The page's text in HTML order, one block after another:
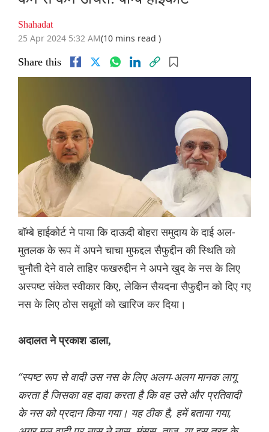
Shahadat
25 Apr 2024 5:32 AM(10 mins read )
Share this
बॉम्बे हाईकोर्ट ने पाया कि दाऊदी बोहरा समुदाय के दाई अल-
मुतलक के रूप में अपने चाचा मुफद्दल सैफुद्दीन की स्थिति को
चुनौती देने वाले ताहिर फखरुद्दीन ने अपने खुद के नस के लिए
अस्पष्ट संकेत स्वीकार किए, लेकिन सैयदना सैफुद्दीन को दिए गए
नस के लिए ठोस सबूतों को खारिज कर दिया।
अदालत ने प्रकाश डाला,
“स्पष्ट रूप से वादी उस नस के लिए अलग-अलग मानक लागू
करता है जिसका वह दावा करता है कि वह उसे और प्रतिवादी
के नस को प्रदान किया गया। यह ठीक है, हमें बताया गया,